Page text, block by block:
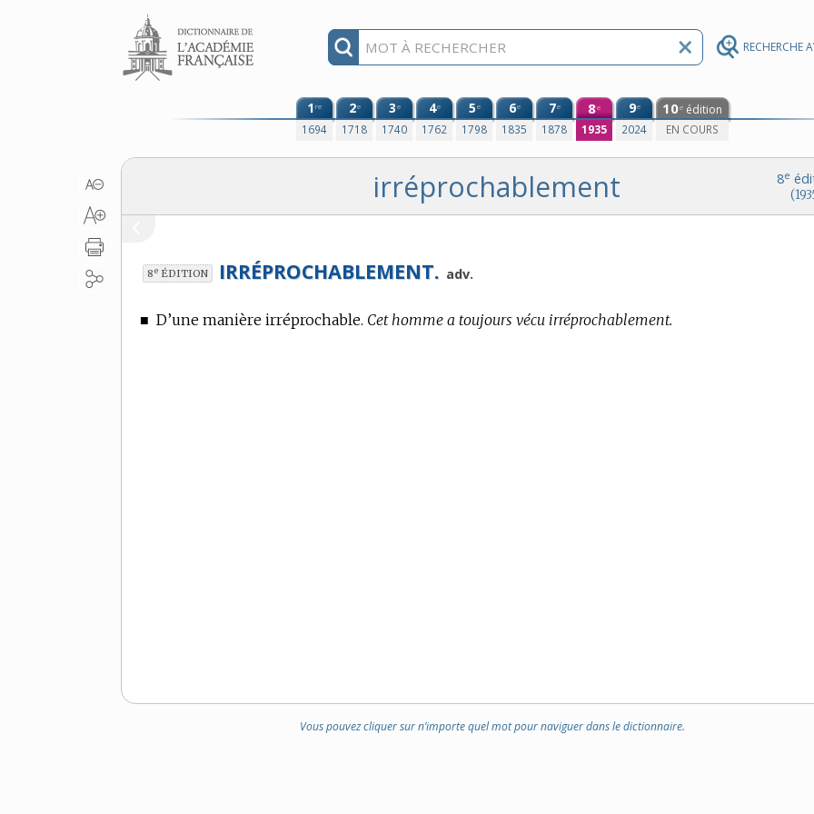
RECHERCHE
Aller au contenu
1re
1694
2e
1718
3e
1740
4e
1762
5e
1798
6e
1835
7e
1878
8e
1935
9e
2024
10e édition
EN COURS
8e
irréprochablement
8e ÉDITION IRRÉPROCHABLEMENT. adv.
■ D’une manière irréprochable. Cet homme a toujours vécu irréprochablement.
Vous pouvez cliquer sur n’importe quel mot pour naviguer dans le dictionnaire.